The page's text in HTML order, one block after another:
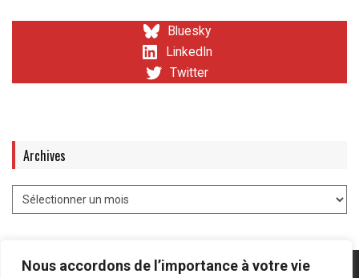
Nous accordons de l’importance à votre vie
Bluesky
LinkedIn
Twitter
Archives